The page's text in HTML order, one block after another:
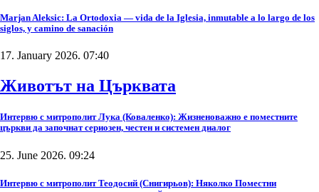
Marjan Aleksic: La Ortodoxia — vida de la Iglesia, inmutable a lo largo de los
siglos, y camino de sanación
17. January 2026. 07:40
Животът на Църквата
Интервю с митрополит Лука (Коваленко): Жизненоважно е поместните
църкви да започнат сериозен, честен и системен диалог
25. June 2026. 09:24
Интервю с митрополит Теодосий (Снигирьов): Няколко Поместни